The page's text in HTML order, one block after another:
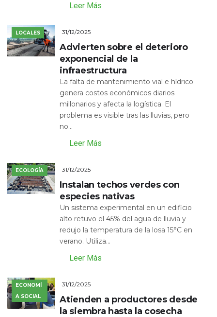
Leer Más
LOCALES 31/12/2025
Advierten sobre el deterioro
exponencial de la
infraestructura
La falta de mantenimiento vial e hídrico
genera costos económicos diarios
millonarios y afecta la logística. El
problema es visible tras las lluvias, pero
no...
Leer Más
ECOLOGÍA 31/12/2025
Instalan techos verdes con
especies nativas
Un sistema experimental en un edificio
alto retuvo el 45% del agua de lluvia y
redujo la temperatura de la losa 15°C en
verano. Utiliza...
Leer Más
ECONOMÍ
A SOCIAL
31/12/2025
Atienden a productores desde
la siembra hasta la cosecha